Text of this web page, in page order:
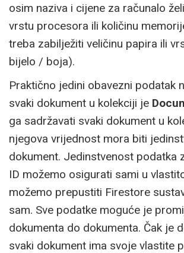
osim naziva i cijene za računalo
vrstu procesora ili količinu
treba zabilježiti veličinu papira ili
bijelo / boja).
Praktično jedini obavezni podatak
svaki dokument u kolekciji je
ga sadržavati svaki dokument u
njegova vrijednost mora biti
dokument. Jedinstvenost podatka
ID možemo osigurati sami u
možemo prepustiti Firestore
sam. Sve podatke moguće je
dokumenta do dokumenta. Čak je
svaki dokument ima svoje vlastite